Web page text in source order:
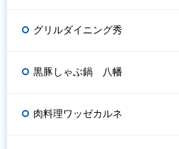
グリルダイニング秀
黒豚しゃぶ鍋 八幡
肉料理ワッゼカルネ